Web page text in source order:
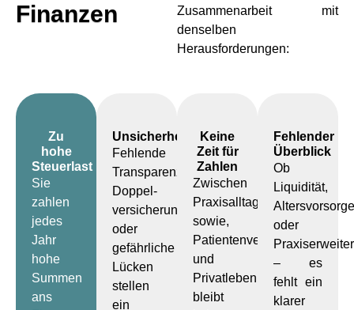
Finanzen
Zusammenarbeit mit
denselben
Herausforderungen:
Sie
zahlen
jedes
Jahr
hohe
Summen
ans
Zu
hohe
Steuerlast
Unsicherheit
Fehlende
Transparenz,
Doppel-
versicherungen
oder
gefährliche
Lücken
stellen
ein
Keine
Zeit für
Zahlen
Zwischen
Praxisalltag
sowie,
Patientenversorgung
und
Privatleben
bleibt
Fehlender
Überblick
Ob
Liquidität,
oder
– es
fehlt ein
klarer